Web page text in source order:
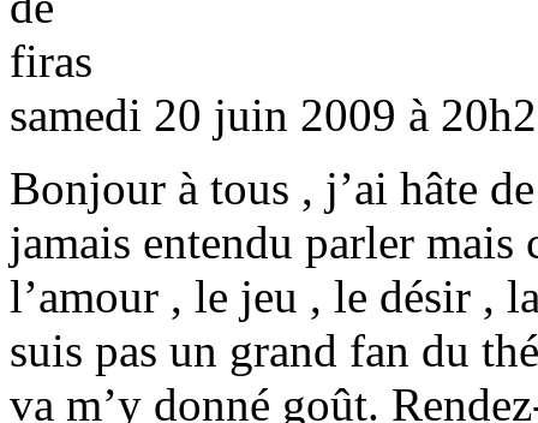
samedi 20 juin 2009 à
Bonjour à tous , j’ai hâte
jamais entendu parler mais
l’amour , le jeu , le désir ,
suis pas un grand fan du
va m’y donné goût.